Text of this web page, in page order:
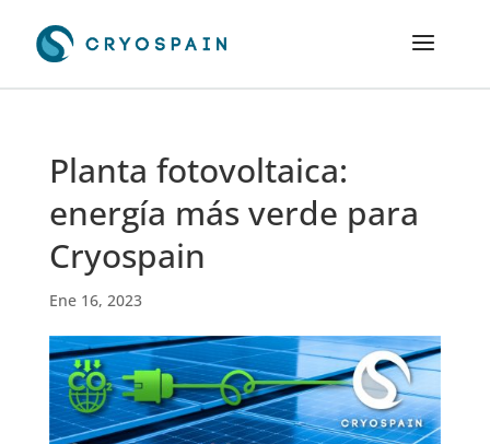
Planta fotovoltaica:
energía más verde para
Cryospain
Ene 16, 2023